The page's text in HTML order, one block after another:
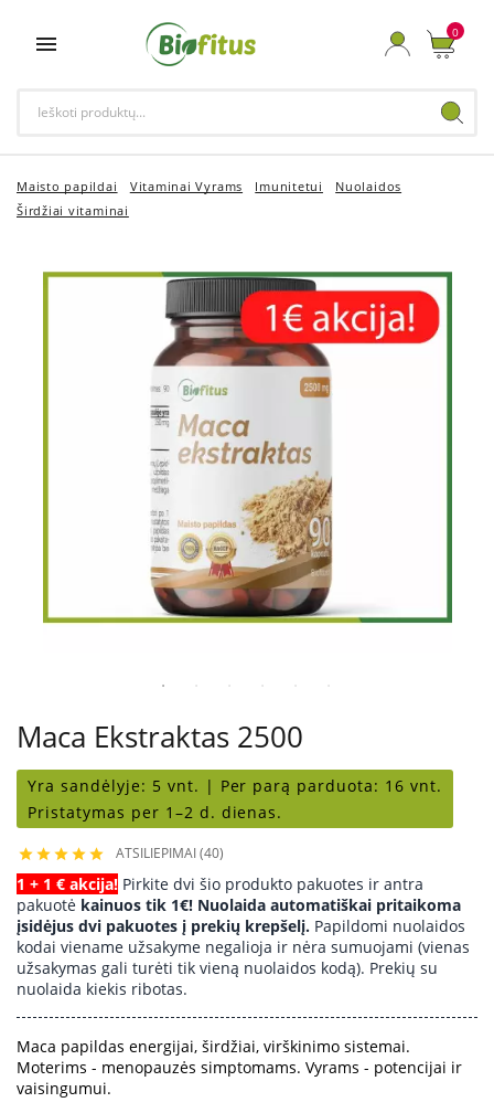
 0
Maisto papildai Vitaminai Vyrams Imunitetui
Nuolaidos
Širdžiai vitaminai
Maca Ekstraktas 2500
Yra sandėlyje: 5 vnt. | Per parą parduota: 16 vnt.
Pristatymas per 1–2 d. dienas.
     ATSILIEPIMAI (40)
1 + 1 € akcija! Pirkite dvi šio produkto pakuotes ir antra
pakuotė kainuos tik 1€! Nuolaida automatiškai pritaikoma
įsidėjus dvi pakuotes į prekių krepšelį. Papildomi nuolaidos
kodai viename užsakyme negalioja ir nėra sumuojami (vienas
užsakymas gali turėti tik vieną nuolaidos kodą). Prekių su
nuolaida kiekis ribotas.
Maca papildas energijai, širdžiai, virškinimo sistemai.
Moterims - menopauzės simptomams. Vyrams - potencijai ir
vaisingumui.